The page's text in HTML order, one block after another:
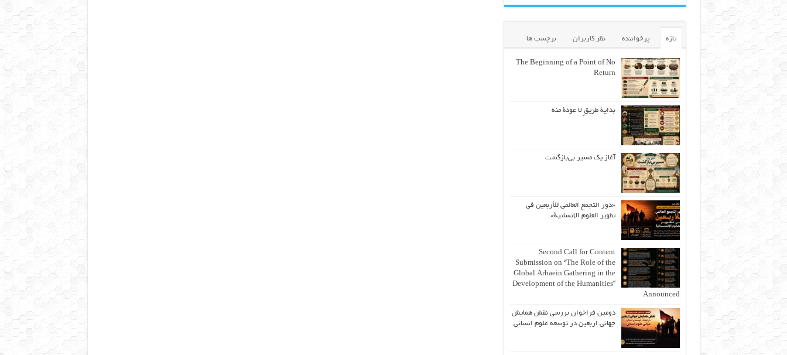
تازه پرخواننده نظر کاربران برچسب ها
The Beginning of a Point of No
Return
بداية طريقٍ لا عودة منه
آغاز یک مسیر بی‌بازگشت
«دور التجمع العالمي للأربعين في
تطوير العلوم الإنسانية».
Second Call for Content
Submission on “The Role of the
Global Arbaein Gathering in the
Development of the Humanities”
Announced
دومین فراخوان بررسی نقش همایش
جهانی اربعین در توسعه علوم انسانی